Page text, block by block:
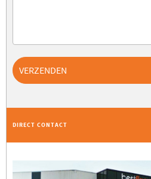
VERZENDEN
DIRECT CONTACT